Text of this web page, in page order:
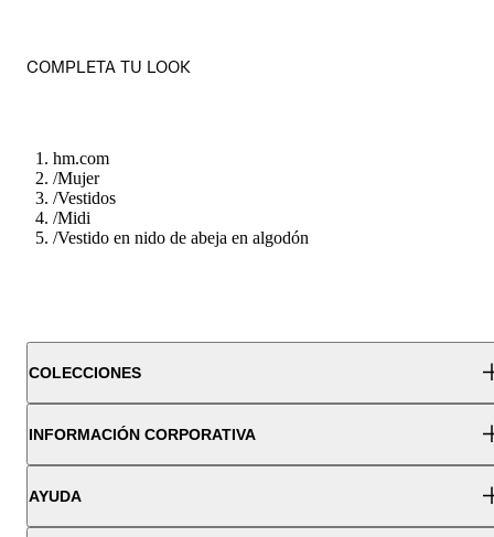
COMPLETA TU LOOK
hm.com
/Mujer
/Vestidos
/Midi
/Vestido en nido de abeja en algodón
COLECCIONES
INFORMACIÓN CORPORATIVA
AYUDA